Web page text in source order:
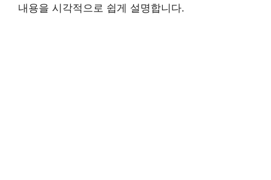
내용을 시각적으로 쉽게 설명합니다.